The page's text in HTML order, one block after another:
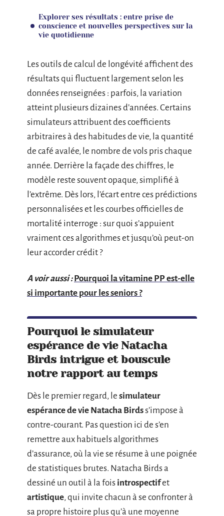
Explorer ses résultats : entre prise de
conscience et nouvelles perspectives sur la
vie quotidienne
Les outils de calcul de longévité affichent des
résultats qui fluctuent largement selon les
données renseignées : parfois, la variation
atteint plusieurs dizaines d’années. Certains
simulateurs attribuent des coefficients
arbitraires à des habitudes de vie, la quantité
de café avalée, le nombre de vols pris chaque
année. Derrière la façade des chiffres, le
modèle reste souvent opaque, simplifié à
l’extrême. Dès lors, l’écart entre ces prédictions
personnalisées et les courbes officielles de
mortalité interroge : sur quoi s’appuient
vraiment ces algorithmes et jusqu’où peut-on
leur accorder crédit ?
A voir aussi : Pourquoi la vitamine PP est-elle
si importante pour les seniors ?
Pourquoi le simulateur
espérance de vie Natacha
Birds intrigue et bouscule
notre rapport au temps
Dès le premier regard, le simulateur
espérance de vie Natacha Birdss’impose à
contre-courant. Pas question ici de s’en
remettre aux habituels algorithmes
d’assurance, où la vie se résume à une poignée
de statistiques brutes. Natacha Birds a
dessiné un outil à la fois introspectifet
artistique, qui invite chacun à se confronter à
sa propre histoire plus qu’à une moyenne